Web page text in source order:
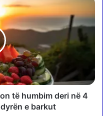
të humbim deri në 4
e barkut